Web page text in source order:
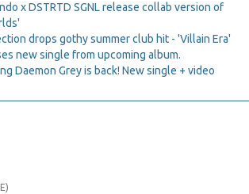
x DSTRTD SGNL release collab version of
drops gothy summer club hit - 'Villain Era'
new single from upcoming album.
Daemon Grey is back! New single + video